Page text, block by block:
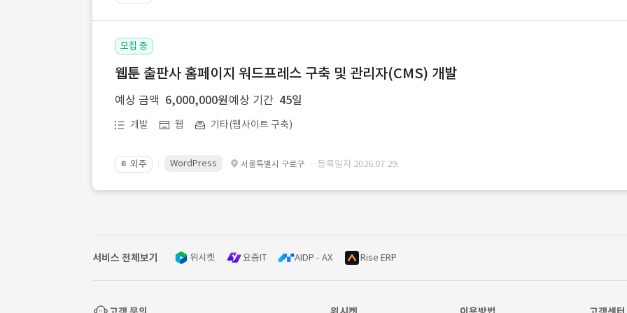
모집 중
웹툰 출판사 홈페이지 워드프레스 구축 및 관리자(CMS) 개발
예상 금액 6,000,000원 예상 기간 45일
개발 웹 기타(웹사이트 구축)
📔 외주 WordPress 서울특별시 구로구 · 등록일자 2026.07.29.
서비스 전체보기 위시켓 요즘IT AIDP - AX Rise ERP